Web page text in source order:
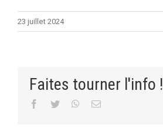
23 juillet 2024
Faites tourner l'info !
Facebook
Twitter WhatsApp
Email